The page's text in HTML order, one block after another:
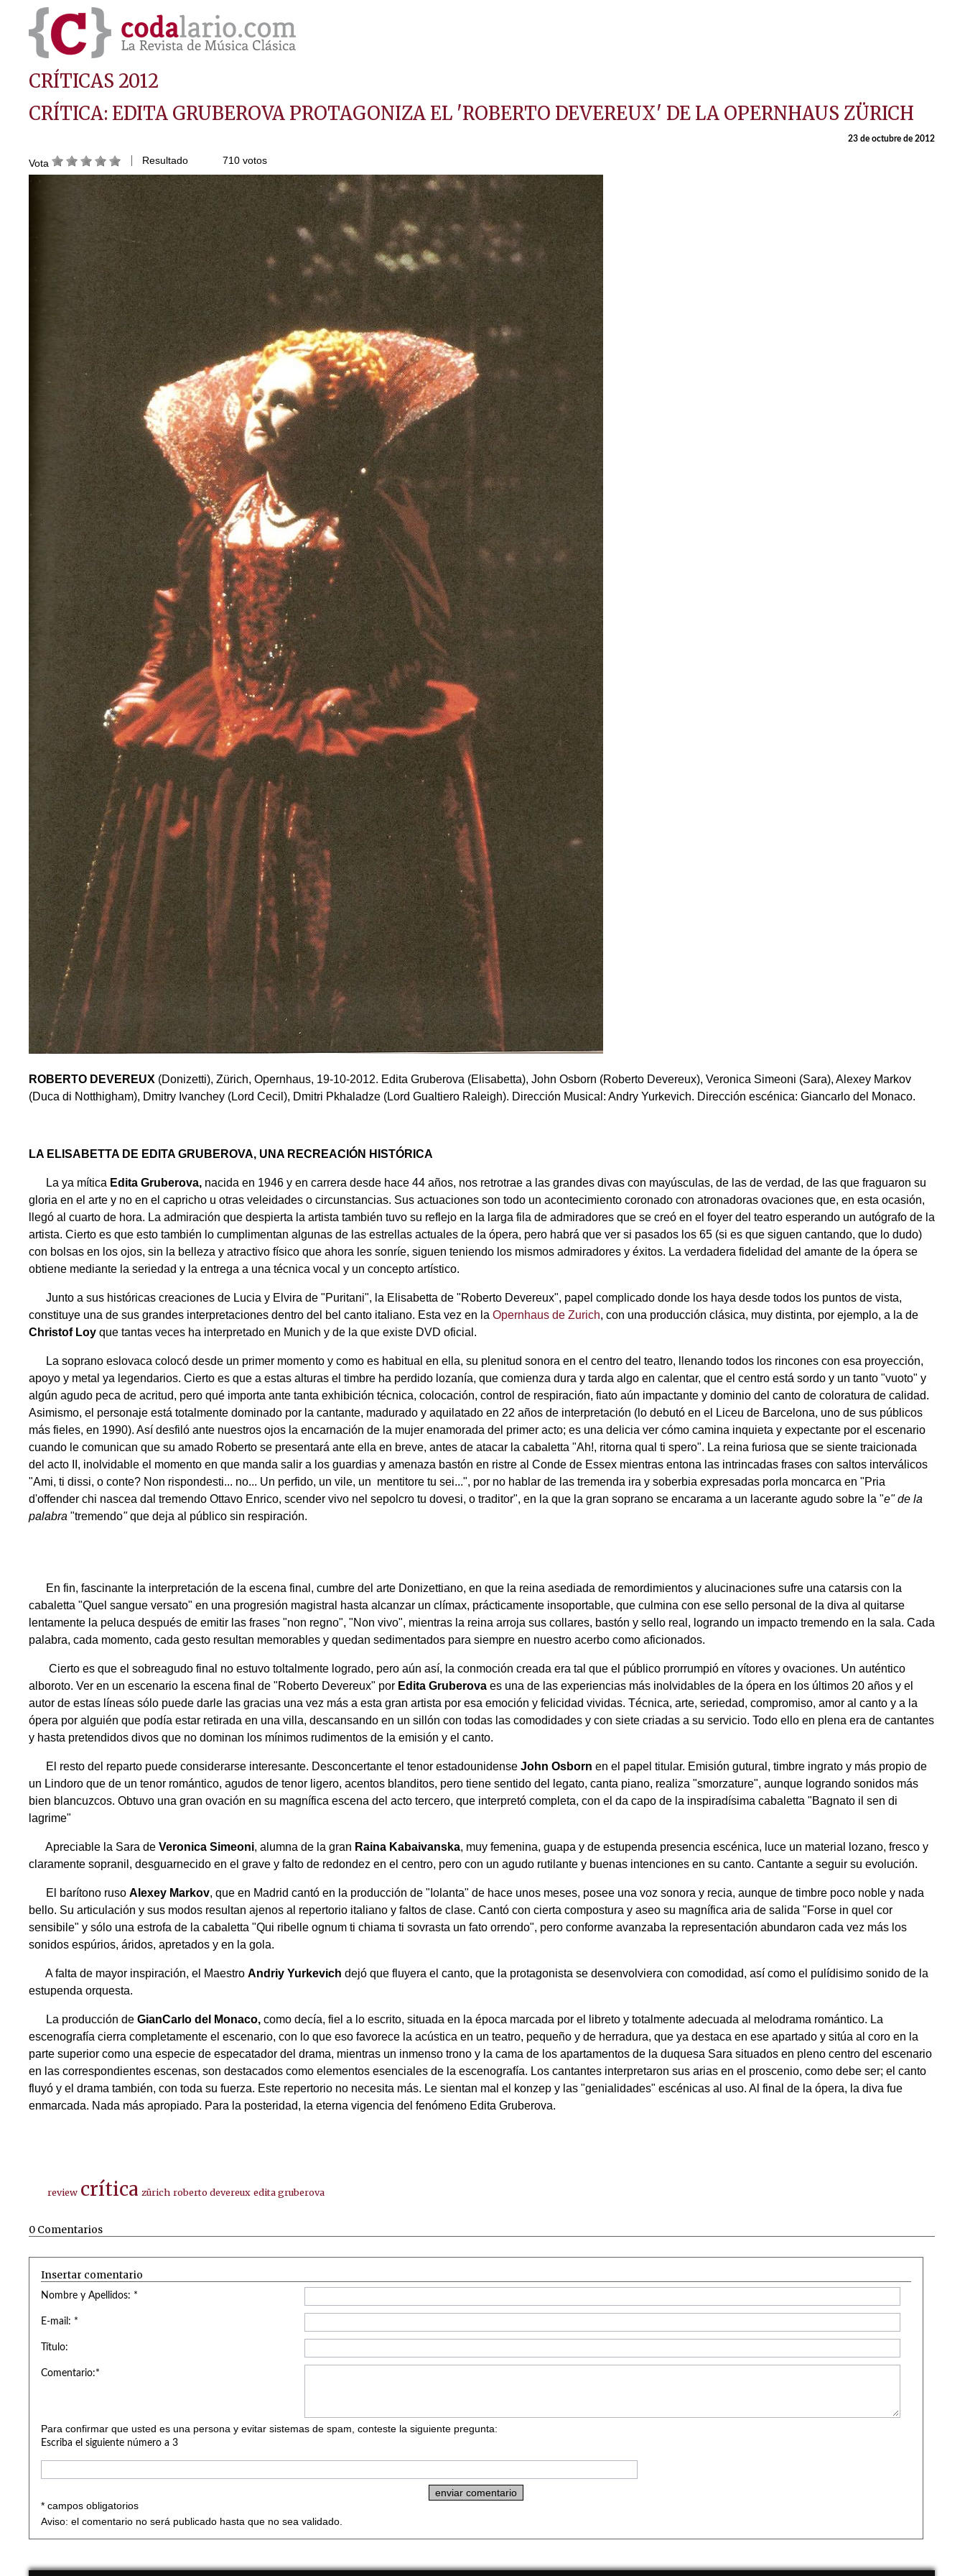
CRÍTICAS 2012
CRÍTICA: EDITA GRUBEROVA PROTAGONIZA EL 'ROBERTO DEVEREUX' DE LA OPERNHAUS ZÜRICH
23 de octubre de 2012
Vota Resultado 710 votos
ROBERTO DEVEREUX (Donizetti), Zürich, Opernhaus, 19-10-2012. Edita Gruberova (Elisabetta), John Osborn (Roberto Devereux), Veronica Simeoni (Sara), Alexey Markov
(Duca di Notthigham), Dmitry Ivanchey (Lord Cecil), Dmitri Pkhaladze (Lord Gualtiero Raleigh). Dirección Musical: Andry Yurkevich. Dirección escénica: Giancarlo del Monaco.
LA ELISABETTA DE EDITA GRUBEROVA, UNA RECREACIÓN HISTÓRICA
La ya mítica Edita Gruberova, nacida en 1946 y en carrera desde hace 44 años, nos retrotrae a las grandes divas con mayúsculas, de las de verdad, de las que fraguaron su
gloria en el arte y no en el capricho u otras veleidades o circunstancias. Sus actuaciones son todo un acontecimiento coronado con atronadoras ovaciones que, en esta ocasión,
llegó al cuarto de hora. La admiración que despierta la artista también tuvo su reflejo en la larga fila de admiradores que se creó en el foyer del teatro esperando un autógrafo de la
artista. Cierto es que esto también lo cumplimentan algunas de las estrellas actuales de la ópera, pero habrá que ver si pasados los 65 (si es que siguen cantando, que lo dudo)
con bolsas en los ojos, sin la belleza y atractivo físico que ahora les sonríe, siguen teniendo los mismos admiradores y éxitos. La verdadera fidelidad del amante de la ópera se
obtiene mediante la seriedad y la entrega a una técnica vocal y un concepto artístico.
Junto a sus históricas creaciones de Lucia y Elvira de "Puritani", la Elisabetta de "Roberto Devereux", papel complicado donde los haya desde todos los puntos de vista,
constituye una de sus grandes interpretaciones dentro del bel canto italiano. Esta vez en laOpernhaus de Zurich, con una producción clásica, muy distinta, por ejemplo, a la de
Christof Loy que tantas veces ha interpretado en Munich y de la que existe DVD oficial.
La soprano eslovaca colocó desde un primer momento y como es habitual en ella, su plenitud sonora en el centro del teatro, llenando todos los rincones con esa proyección,
apoyo y metal ya legendarios. Cierto es que a estas alturas el timbre ha perdido lozanía, que comienza dura y tarda algo en calentar, que el centro está sordo y un tanto "vuoto" y
algún agudo peca de acritud, pero qué importa ante tanta exhibición técnica, colocación, control de respiración, fiato aún impactante y dominio del canto de coloratura de calidad.
Asimismo, el personaje está totalmente dominado por la cantante, madurado y aquilatado en 22 años de interpretación (lo debutó en el Liceu de Barcelona, uno de sus públicos
más fieles, en 1990). Así desfiló ante nuestros ojos la encarnación de la mujer enamorada del primer acto; es una delicia ver cómo camina inquieta y expectante por el escenario
cuando le comunican que su amado Roberto se presentará ante ella en breve, antes de atacar la cabaletta "Ah!, ritorna qual ti spero". La reina furiosa que se siente traicionada
del acto II, inolvidable el momento en que manda salir a los guardias y amenaza bastón en ristre al Conde de Essex mientras entona las intrincadas frases con saltos interválicos
"Ami, ti dissi, o conte? Non rispondesti... no... Un perfido, un vile, un mentitore tu sei...", por no hablar de las tremenda ira y soberbia expresadas porla moncarca en "Pria
d'offender chi nascea dal tremendo Ottavo Enrico, scender vivo nel sepolcro tu dovesi, o traditor", en la que la gran soprano se encarama a un lacerante agudo sobre la "e" de la
palabra"tremendo"que deja al público sin respiración.
En fin, fascinante la interpretación de la escena final, cumbre del arte Donizettiano, en que la reina asediada de remordimientos y alucinaciones sufre una catarsis con la
cabaletta "Quel sangue versato" en una progresión magistral hasta alcanzar un clímax, prácticamente insoportable, que culmina con ese sello personal de la diva al quitarse
lentamente la peluca después de emitir las frases "non regno", "Non vivo", mientras la reina arroja sus collares, bastón y sello real, logrando un impacto tremendo en la sala. Cada
palabra, cada momento, cada gesto resultan memorables y quedan sedimentados para siempre en nuestro acerbo como aficionados.
Cierto es que el sobreagudo final no estuvo toltalmente logrado, pero aún así, la conmoción creada era tal que el público prorrumpió en vítores y ovaciones. Un auténtico
alboroto. Ver en un escenario la escena final de "Roberto Devereux" por Edita Gruberova es una de las experiencias más inolvidables de la ópera en los últimos 20 años y el
autor de estas líneas sólo puede darle las gracias una vez más a esta gran artista por esa emoción y felicidad vividas. Técnica, arte, seriedad, compromiso, amor al canto y a la
ópera por alguién que podía estar retirada en una villa, descansando en un sillón con todas las comodidades y con siete criadas a su servicio. Todo ello en plena era de cantantes
y hasta pretendidos divos que no dominan los mínimos rudimentos de la emisión y el canto.
El resto del reparto puede considerarse interesante. Desconcertante el tenor estadounidenseJohn Osborn en el papel titular. Emisión gutural, timbre ingrato y más propio de
un Lindoro que de un tenor romántico, agudos de tenor ligero, acentos blanditos, pero tiene sentido del legato, canta piano, realiza "smorzature", aunque logrando sonidos más
bien blancuzcos. Obtuvo una gran ovación en su magnífica escena del acto tercero, que interpretó completa, con el da capo de la inspiradísima cabaletta "Bagnato il sen di
lagrime"
Apreciable la Sara deVeronica Simeoni, alumna de la gran Raina Kabaivanska, muy femenina, guapa y de estupenda presencia escénica, luce un material lozano, fresco y
claramente sopranil, desguarnecido en el grave y falto de redondez en el centro, pero con un agudo rutilante y buenas intenciones en su canto. Cantante a seguir su evolución.
El barítono rusoAlexey Markov, que en Madrid cantó en la producción de "Iolanta" de hace unos meses, posee una voz sonora y recia, aunque de timbre poco noble y nada
bello. Su articulación y sus modos resultan ajenos al repertorio italiano y faltos de clase. Cantó con cierta compostura y aseo su magnífica aria de salida "Forse in quel cor
sensibile" y sólo una estrofa de la cabaletta "Qui ribelle ognum ti chiama ti sovrasta un fato orrendo", pero conforme avanzaba la representación abundaron cada vez más los
sonidos espúrios, áridos, apretados y en la gola.
A falta de mayor inspiración, el MaestroAndriy Yurkevich dejó que fluyera el canto, que la protagonista se desenvolviera con comodidad, así como el pulídisimo sonido de la
estupenda orquesta.
La producción deGianCarlo del Monaco, como decía, fiel a lo escrito, situada en la época marcada por el libreto y totalmente adecuada al melodrama romántico. La
escenografía cierra completamente el escenario, con lo que eso favorece la acústica en un teatro, pequeño y de herradura, que ya destaca en ese apartado y sitúa al coro en la
parte superior como una especie de especatador del drama, mientras un inmenso trono y la cama de los apartamentos de la duquesa Sara situados en pleno centro del escenario
en las correspondientes escenas, son destacados como elementos esenciales de la escenografía. Los cantantes interpretaron sus arias en el proscenio, como debe ser; el canto
fluyó y el drama también, con toda su fuerza. Este repertorio no necesita más. Le sientan mal el konzep y las "genialidades" escénicas al uso. Al final de la ópera, la diva fue
enmarcada. Nada más apropiado. Para la posteridad, la eterna vigencia del fenómeno Edita Gruberova.
review crítica zürich roberto devereux edita gruberova
0 Comentarios
Insertar comentario
Nombre y Apellidos: *
E-mail: *
Título:
Comentario:*
Para confirmar que usted es una persona y evitar sistemas de spam, conteste la siguiente pregunta:
Escriba el siguiente número a 3
* campos obligatorios
Aviso: el comentario no será publicado hasta que no sea validado.